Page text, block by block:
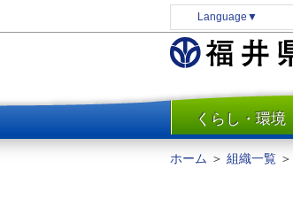
Language ▼
くらし・環境
防災
ホーム ＞ 組織一覧 ＞